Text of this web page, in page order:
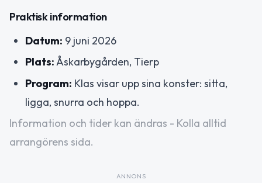
Praktisk information
Datum: 9 juni 2026
Plats:Åskarbygården, Tierp
Program: Klas visar upp sina konster: sitta,
ligga, snurra och hoppa.
Information och tider kan ändras - Kolla alltid
arrangörens sida.
ANNONS